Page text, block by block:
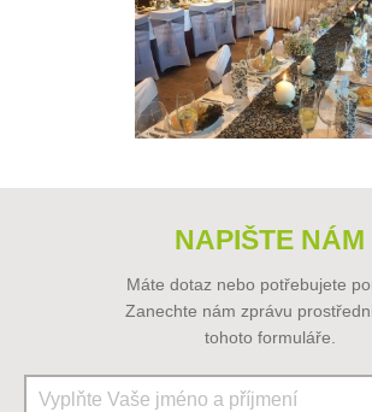
NAPIŠTE NÁM
Máte dotaz nebo potřebujete
Zanechte nám zprávu
tohoto formuláře.